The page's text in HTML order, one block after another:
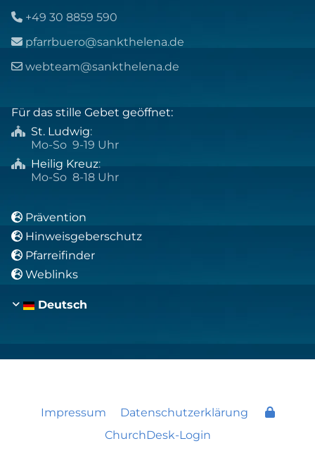
 +49 30 8859 590
 pfarrbuero@sankthelena.de
 webteam@sankthelena.de
Für das stille Gebet geöffnet:
 St. Ludwig:
Mo-So 9-19 Uhr
 Heilig Kreuz:
Mo-So 8-18 Uhr
 Prävention
 Hinweisgeberschutz
 Pfarreifinder
 Weblinks
Deutsch
Impressum
Datenschutzerklärung
ChurchDesk-Login